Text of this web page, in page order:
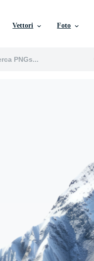
Vettori Foto